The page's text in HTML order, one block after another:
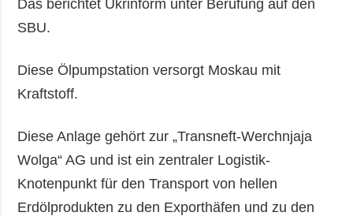
Das berichtet Ukrinform unter Berufung auf den
SBU.
Diese Ölpumpstation versorgt Moskau mit
Kraftstoff.
Diese Anlage gehört zur „Transneft-Werchnjaja
Wolga“ AG und ist ein zentraler Logistik-
Knotenpunkt für den Transport von hellen
Erdölprodukten zu den Exporthäfen und zu den